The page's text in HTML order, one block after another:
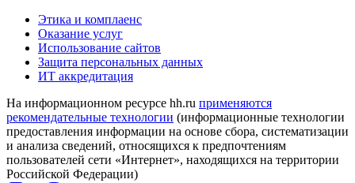
Этика и комплаенс
Оказание услуг
Использование сайтов
Защита персональных данных
ИТ аккредитация
На информационном ресурсе hh.ru применяются
рекомендательные технологии (информационные технологии
предоставления информации на основе сбора, систематизации
и анализа сведений, относящихся к предпочтениям
пользователей сети «Интернет», находящихся на территории
Российской Федерации)